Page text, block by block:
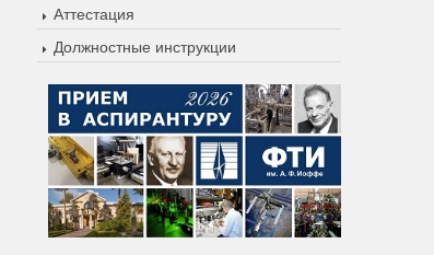
Аттестация
Должностные инструкции